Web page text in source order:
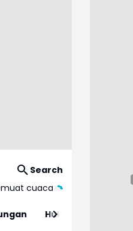
Search
cuaca
Hukum